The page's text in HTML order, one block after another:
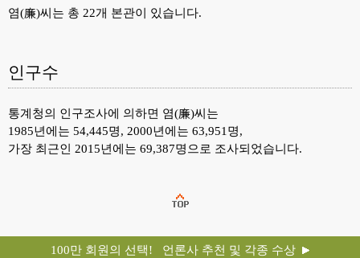
염(廉)씨는 총 22개 본관이 있습니다.
인구수
통계청의 인구조사에 의하면 염(廉)씨는
1985년에는 54,445명, 2000년에는 63,951명,
가장 최근인 2015년에는 69,387명으로 조사되었습니다.
100만 회원의 선택! 언론사 추천 및 각종 수상